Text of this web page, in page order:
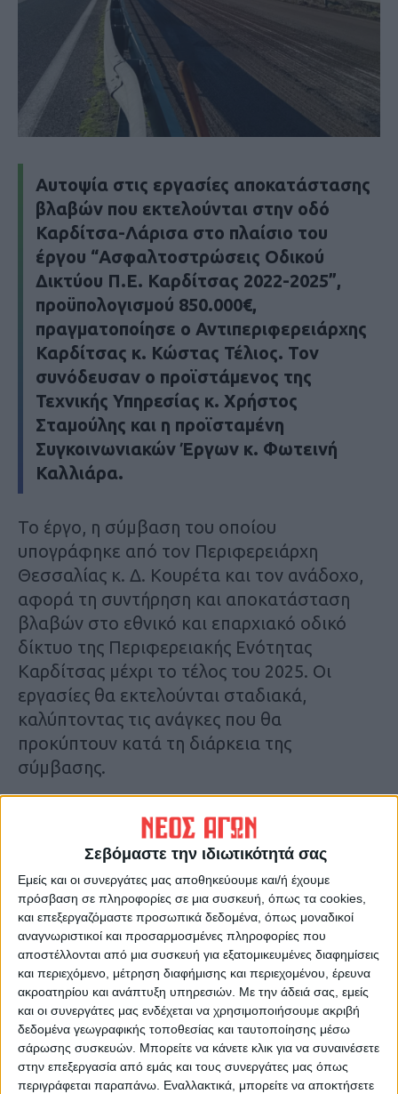
Σεβόμαστε την ιδιωτικότητά σας
Εμείς και οι συνεργάτες μας αποθηκεύουμε και/ή έχουμε
πρόσβαση σε πληροφορίες σε μια συσκευή, όπως τα cookies,
και επεξεργαζόμαστε προσωπικά δεδομένα, όπως μοναδικοί
αναγνωριστικοί και προσαρμοσμένες πληροφορίες που
αποστέλλονται από μια συσκευή για εξατομικευμένες διαφημίσεις
και περιεχόμενο, μέτρηση διαφήμισης και περιεχομένου, έρευνα
ακροατηρίου και ανάπτυξη υπηρεσιών. Με την άδειά σας, εμείς
και οι συνεργάτες μας ενδέχεται να χρησιμοποιήσουμε ακριβή
δεδομένα γεωγραφικής τοποθεσίας και ταυτοποίησης μέσω
σάρωσης συσκευών. Μπορείτε να κάνετε κλικ για να συναινέσετε
στην επεξεργασία από εμάς και τους συνεργάτες μας όπως
περιγράφεται παραπάνω. Εναλλακτικά, μπορείτε να αποκτήσετε
Αυτοψία στις εργασίες αποκατάστασης
βλαβών που εκτελούνται στην οδό
Καρδίτσα-Λάρισα στο πλαίσιο του
έργου “Ασφαλτοστρώσεις Οδικού
Δικτύου Π.Ε. Καρδίτσας 2022-2025”,
προϋπολογισμού 850.000€,
πραγματοποίησε ο Αντιπεριφερειάρχης
Καρδίτσας κ. Κώστας Τέλιος. Τον
συνόδευσαν ο προϊστάμενος της
Τεχνικής Υπηρεσίας κ. Χρήστος
Σταμούλης και η προϊσταμένη
Συγκοινωνιακών Έργων κ. Φωτεινή
Καλλιάρα.
Το έργο, η σύμβαση του οποίου
υπογράφηκε από τον Περιφερειάρχη
Θεσσαλίας κ. Δ. Κουρέτα και τον ανάδοχο,
αφορά τη συντήρηση και αποκατάσταση
βλαβών στο εθνικό και επαρχιακό οδικό
δίκτυο της Περιφερειακής Ενότητας
Καρδίτσας μέχρι το τέλος του 2025. Οι
εργασίες θα εκτελούνται σταδιακά,
καλύπτοντας τις ανάγκες που θα
προκύπτουν κατά τη διάρκεια της
σύμβασης.
Το οδικό δίκτυο υπέστη σοβαρές ζημιές
εξαιτίας της καταστροφικής πλημμύρας
“Daniel”, με αποτέλεσμα τη φθορά στο
κατάστρωμα των οδών. Στόχος των
εργασιών είναι η άμεση αποκατάσταση της
κυκλοφορίας και η διασφάλιση της οδικής
ασφάλειας χωρίς μεταβολές στα
γεωμετρικά χαρακτηριστικά των δρόμων.
Αυτή την περίοδο, οι εργασίες
επικεντρώνονται στην οδό που ξεκινά από
το 2ο χιλιόμετρο του Δέλτα προς Λάρισα και